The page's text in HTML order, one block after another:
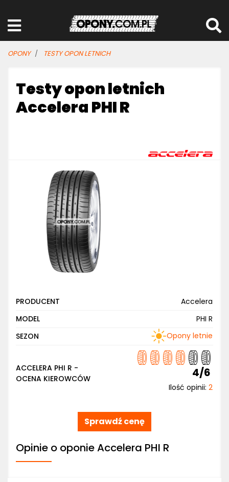
OPONY TESTY OPON LETNICH
Testy opon letnich
Accelera PHI R
PRODUCENT
Accelera
MODEL
PHI R
SEZON
Opony letnie
ACCELERA PHI R -
OCENA KIEROWCÓW
4/6
Ilość opinii: 2
Sprawdź cenę
Opinie o oponie Accelera PHI R